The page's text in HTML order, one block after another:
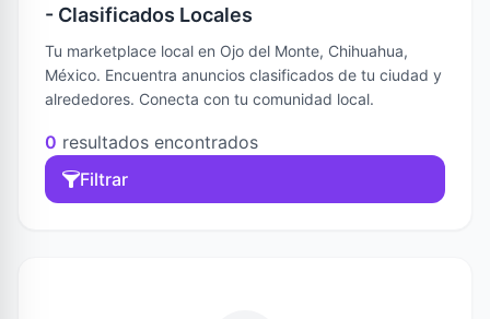
- Clasificados Locales
Tu marketplace local en Ojo del Monte, Chihuahua,
México. Encuentra anuncios clasificados de tu ciudad y
alrededores. Conecta con tu comunidad local.
0 resultados encontrados
Filtrar